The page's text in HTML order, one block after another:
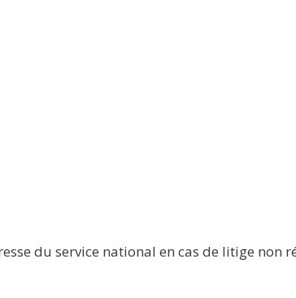
du service national en cas de litige non